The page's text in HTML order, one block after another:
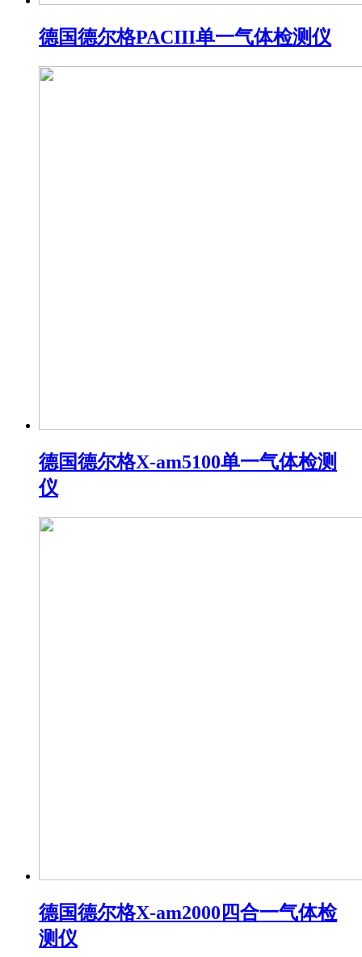
德国德尔格PACIII单一气体检测仪
德国德尔格X-am5100单一气体检测
仪
德国德尔格X-am2000四合一气体检
测仪